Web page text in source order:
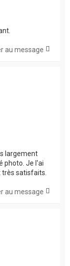
au message
largement
photo. Je l'ai
très satisfaits.
au message